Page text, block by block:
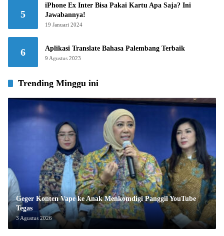
5
iPhone Ex Inter Bisa Pakai Kartu Apa Saja? Ini
Jawabannya!
19 Januari 2024
6 Aplikasi Translate Bahasa Palembang Terbaik
9 Agustus 2023
Trending Minggu ini
Geger Konten Vape ke Anak Menkomdigi Panggil YouTube
Tegas
3 Agustus 2026